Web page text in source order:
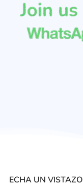
ECHA UN VISTAZO